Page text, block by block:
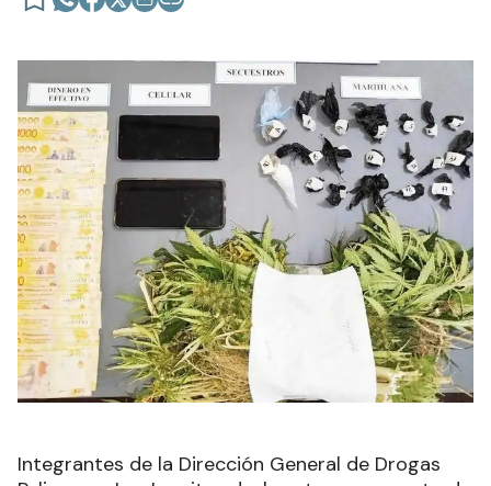
Integrantes de la Dirección General de Drogas